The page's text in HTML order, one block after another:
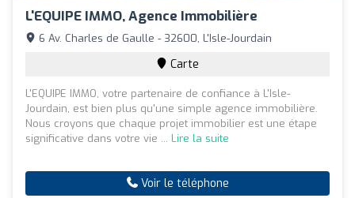
L'EQUIPE IMMO, Agence Immobilière
6 Av. Charles de Gaulle - 32600, L'Isle-Jourdain
Carte
L'EQUIPE IMMO, votre partenaire de confiance à L'Isle-
Jourdain, est bien plus qu'une simple agence immobilière.
Nous croyons que chaque projet immobilier est une étape
significative dans votre vie ... Lire la suite
Voir le téléphone